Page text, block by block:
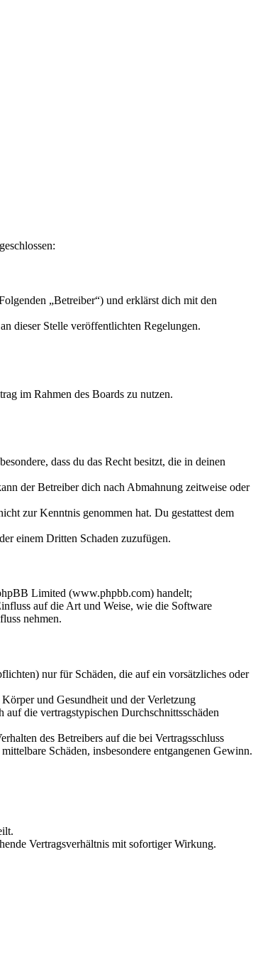
„Betreiber“) und erklärst dich mit den
dieser Stelle veröffentlichten Regelungen.
im Rahmen des Boards zu nutzen.
dass du das Recht besitzt, die in deinen
der Betreiber dich nach Abmahnung zeitweise oder
zur Kenntnis genommen hat. Du gestattest dem
einem Dritten Schaden zuzufügen.
Limited (www.phpbb.com) handelt;
auf die Art und Weise, wie die Software
nehmen.
nur für Schäden, die auf ein vorsätzliches oder
und Gesundheit und der Verletzung
die vertragstypischen Durchschnittsschäden
des Betreibers auf die bei Vertragsschluss
Schäden, insbesondere entgangenen Gewinn.
Vertragsverhältnis mit sofortiger Wirkung.